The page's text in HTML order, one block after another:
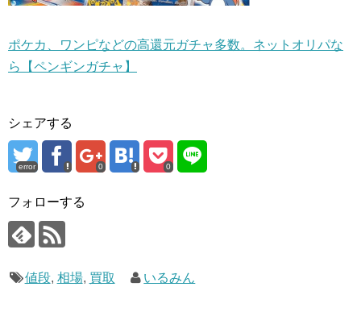
ポケカ、ワンピなどの高還元ガチャ多数。ネットオリパな
ら【ペンギンガチャ】
シェアする
error 0 0
フォローする
値段, 相場, 買取 いるみん